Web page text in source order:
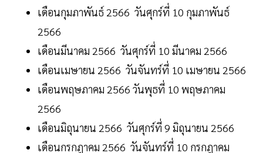
เดือนกุมภาพันธ์ 2566 วันศุกร์ที่ 10 กุมภาพันธ์
2566
เดือนมีนาคม 2566 วันศุกร์ที่ 10 มีนาคม 2566
เดือนเมษายน 2566 วันจันทร์ที่ 10 เมษายน 2566
เดือนพฤษภาคม 2566 วันพุธที่ 10 พฤษภาคม
2566
เดือนมิถุนายน 2566 วันศุกร์ที่ 9 มิถุนายน 2566
เดือนกรกฎาคม 2566 วันจันทร์ที่ 10 กรกฎาคม